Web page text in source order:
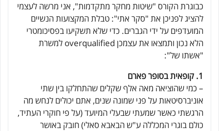
כבוגרת הקורס "שיטות מחקר מתקדמות", אני מרשה לעצמי
להציג לפניכן את "סקר אתי": טבלת המקצועות הנשיים
המועדפים על ידי הגברים. כדי שלא תשקיעו בפסיכומטרי
הלא נכון ותמצאו את עצמכן overqualified למשרת
"אשתו של":
1. קופאית בסופר פארם
– כמי שהוציאה מאה אלף שקלים שהתחלקו בין שתי
אוניברסיטאות על פני שמונה שנים, אתם יכולים לנחש מה
הרגשתי כאשר שמעתי שבעלי המיועד (על פי חוקרי העתיד,
כולם בוגרי המכללה ע"ש הבאבא סאלי) חובק באושר